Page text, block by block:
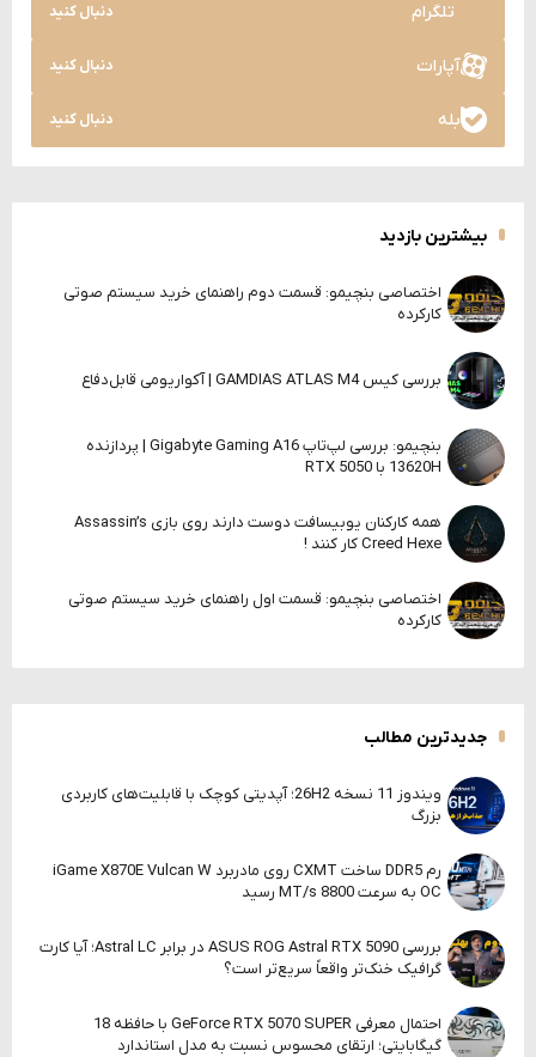
تلگرام دنبال کنید
آپارات دنبال کنید
بله دنبال کنید
بیشترین بازدید
اختصاصی بنچیمو: قسمت دوم راهنمای خرید سیستم صوتی
کارکرده
بررسی کیس GAMDIAS ATLAS M4 | آکواریومی قابل‌دفاع
بنچیمو: بررسی لپ‌تاپ Gigabyte Gaming A16 | پردازنده
13620H با RTX 5050
همه کارکنان یوبیسافت دوست دارند روی بازی Assassin’s
Creed Hexe کار کنند !
اختصاصی بنچیمو: قسمت اول راهنمای خرید سیستم صوتی
کارکرده
جدیدترین مطالب
ویندوز 11 نسخه 26H2؛ آپدیتی کوچک با قابلیت‌های کاربردی
بزرگ
رم DDR5 ساخت CXMT روی مادربرد iGame X870E Vulcan W
OC به سرعت 8800 MT/s رسید
بررسی ASUS ROG Astral RTX 5090 در برابر Astral LC؛ آیا کارت
گرافیک خنک‌تر واقعاً سریع‌تر است؟
احتمال معرفی GeForce RTX 5070 SUPER با حافظه 18
گیگابایتی؛ ارتقای محسوس نسبت به مدل استاندارد